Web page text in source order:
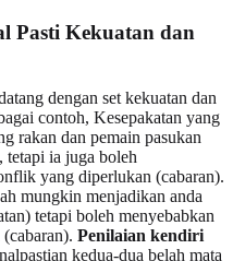
Pasti Kekuatan dan
dengan set kekuatan dan
contoh, Kesepakatan yang
rakan dan pemain pasukan
tetapi ia juga boleh
yang diperlukan (cabaran).
mungkin menjadikan anda
tetapi boleh menyebabkan
Penilaian kendiri
kedua-dua belah mata